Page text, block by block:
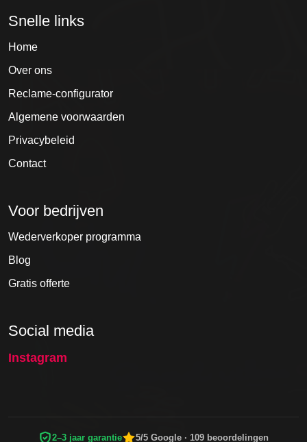
Snelle links
Home
Over ons
Reclame-configurator
Algemene voorwaarden
Privacybeleid
Contact
Voor bedrijven
Wederverkoper programma
Blog
Gratis offerte
Social media
Instagram
2–3 jaar garantie 5/5 Google · 109 beoordelingen